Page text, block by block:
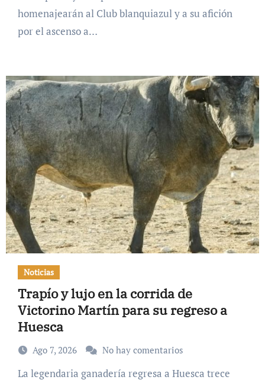
homenajearán al Club blanquiazul y a su afición
por el ascenso a…
Noticias
Trapío y lujo en la corrida de
Victorino Martín para su regreso a
Huesca
Ago 7, 2026 No hay comentarios
La legendaria ganadería regresa a Huesca trece